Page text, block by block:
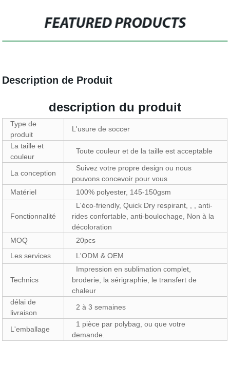
FEATURED PRODUCTS
Description de Produit
description du produit
Type de
produit
L'usure de soccer
La taille et
couleur
Toute couleur et de la taille est acceptable
La conception
Suivez votre propre design ou nous
pouvons concevoir pour vous
Matériel
100% polyester, 145-150gsm
Fonctionnalité
L'éco-friendly, Quick Dry respirant, , , anti-
rides confortable, anti-boulochage, Non à la
décoloration
MOQ
20pcs
Les services
L'ODM & OEM
Technics
Impression en sublimation complet,
broderie, la sérigraphie, le transfert de
chaleur
délai de
livraison
2 à 3 semaines
L'emballage
1 pièce par polybag, ou que votre
demande.